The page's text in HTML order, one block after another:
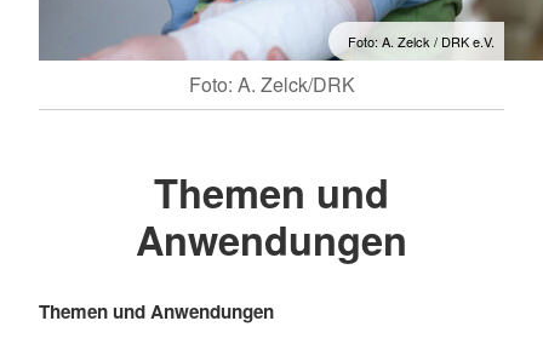
Foto: A. Zelck / DRK e.V.
Foto: A. Zelck/DRK
Themen und
Anwendungen
Themen und Anwendungen